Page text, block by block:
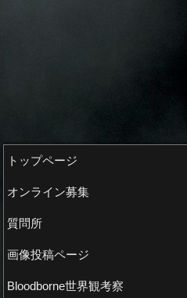
トップページ
オンライン募集
質問所
画像投稿ページ
Bloodborne世界観考察